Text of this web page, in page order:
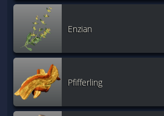
Enzian
Pfifferling